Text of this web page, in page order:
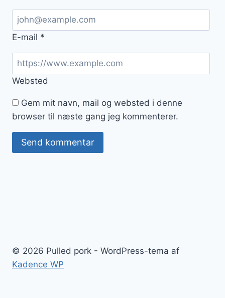
E-mail *
Websted
Gem mit navn, mail og websted i denne
browser til næste gang jeg kommenterer.
© 2026 Pulled pork - WordPress-tema af
Kadence WP